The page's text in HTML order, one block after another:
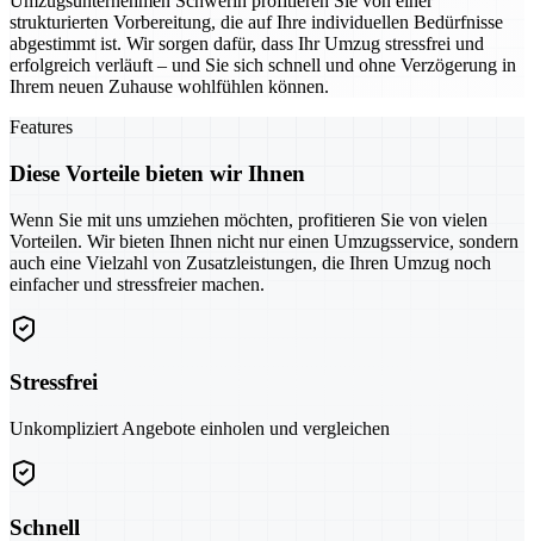
strukturierten Vorbereitung, die auf Ihre individuellen Bedürfnisse
abgestimmt ist. Wir sorgen dafür, dass Ihr Umzug stressfrei und
erfolgreich verläuft – und Sie sich schnell und ohne Verzögerung in
Ihrem neuen Zuhause wohlfühlen können.
Features
Diese Vorteile bieten wir Ihnen
Wenn Sie mit uns umziehen möchten, profitieren Sie von vielen
Vorteilen. Wir bieten Ihnen nicht nur einen Umzugsservice, sondern
auch eine Vielzahl von Zusatzleistungen, die Ihren Umzug noch
einfacher und stressfreier machen.
Stressfrei
Unkompliziert Angebote einholen und vergleichen
Schnell